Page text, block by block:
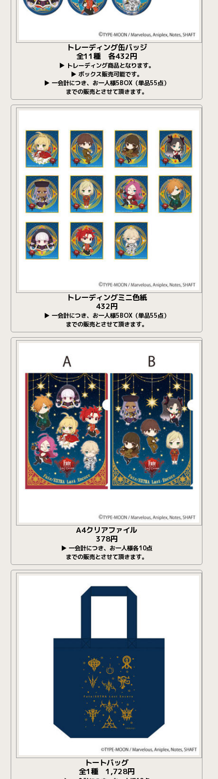
トレーディング缶バッジ
全11種 各432円
▶ トレーディング商品となります。
▶ ボックス販売可能です。
▶ 一会計につき、お一人様5BOX（単品55点）
までの販売とさせて頂きます。
トレーディングミニ色紙
432円
▶ 一会計につき、お一人様5BOX（単品55点）
までの販売とさせて頂きます。
A4クリアファイル
378円
▶ 一会計につき、お一人様各10点
までの販売とさせて頂きます。
トートバッグ
全1種 1,728円